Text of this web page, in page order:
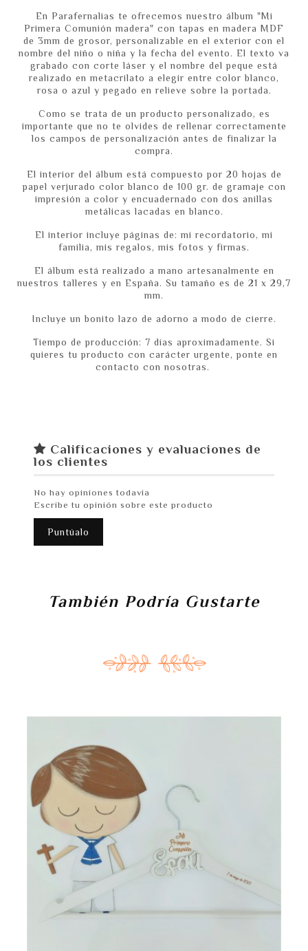
En Parafernalias te ofrecemos nuestro álbum "Mi
Primera Comunión madera" con tapas en madera MDF
de 3mm de grosor, personalizable en el exterior con el
nombre del niño o niña y la fecha del evento. El texto va
grabado con corte láser y el nombre del peque está
realizado en metacrilato a elegir entre color blanco,
rosa o azul y pegado en relieve sobre la portada.
Como se trata de un producto personalizado, es
importante que no te olvides de rellenar correctamente
los campos de personalización antes de finalizar la
compra.
El interior del álbum está compuesto por 20 hojas de
papel verjurado color blanco de 100 gr. de gramaje con
impresión a color y encuadernado con dos anillas
metálicas lacadas en blanco.
El interior incluye páginas de: mi recordatorio, mi
familia, mis regalos, mis fotos y firmas.
El álbum está realizado a mano artesanalmente en
nuestros talleres y en España. Su tamaño es de 21 x 29,7
mm.
Incluye un bonito lazo de adorno a modo de cierre.
Tiempo de producción: 7 días aproximadamente. Si
quieres tu producto con carácter urgente, ponte en
contacto con nosotras.
Calificaciones y evaluaciones de
los clientes
No hay opiniones todavía
Escribe tu opinión sobre este producto
Puntúalo
También Podría Gustarte